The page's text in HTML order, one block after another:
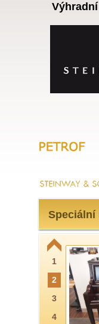
Speciální
1
2
3
4